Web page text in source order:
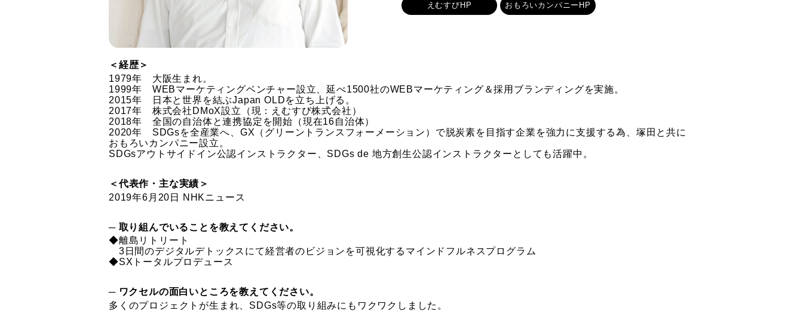
えむすびHP おもろいカンパニーHP
＜経歴＞
1979年 大阪生まれ。
1999年 WEBマーケティングベンチャー設立、延べ1500社のWEBマーケティング＆採用ブランディングを実施。
2015年 日本と世界を結ぶJapan OLDを立ち上げる。
2017年 株式会社DMoX設立（現：えむすび株式会社）
2018年 全国の自治体と連携協定を開始（現在16自治体）
2020年 SDGsを全産業へ、GX（グリーントランスフォーメーション）で脱炭素を目指す企業を強力に支援する為、塚田と共に
おもろいカンパニー設立。
SDGsアウトサイドイン公認インストラクター、SDGs de 地方創生公認インストラクターとしても活躍中。
＜代表作・主な実績＞
2019年6月20日 NHKニュース
─ 取り組んでいることを教えてください。
◆離島リトリート
3日間のデジタルデトックスにて経営者のビジョンを可視化するマインドフルネスプログラム
◆SXトータルプロデュース
─ ワクセルの面白いところを教えてください。
多くのプロジェクトが生まれ、SDGs等の取り組みにもワクワクしました。